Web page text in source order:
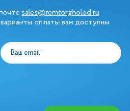
sales@remtorgholod.ru.
оплаты вам доступны.
Ваш email*